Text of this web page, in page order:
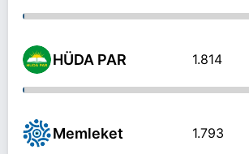
HÜDA PAR 1.814
Memleket 1.793